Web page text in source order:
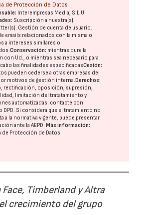
de Protección de Datos
Interempresas Media, S.L.U.
Suscripción a nuestra(s)
Gestión de cuenta de usuario.
emails relacionados con la misma o
a intereses similares o
Conservación: mientras dure la
con Ud., o mientras sea necesario para
cabo las finalidades especificadasCesión:
pueden cederse a otras empresas del
motivos de gestión interna.Derechos:
rectificación, oposición, supresión,
limitación del tratatamiento y
automatizadas: contacte con
DPD. Si considera que el tratamiento no
a la normativa vigente, puede presentar
ante laAEPD.Más información:
de Protección de Datos
Face, Timberland y Altra
crecimiento del grupo